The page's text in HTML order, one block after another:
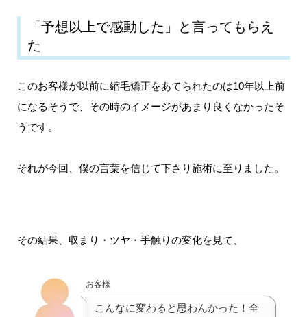
「予想以上で感動した」と言ってもらえ
た
このお客様が以前に縮毛矯正をあてられたのは10年以上前
になるそうで、その時のイメージがあまり良くなかったそ
うです。
それが今回、僕の言葉を信じて下さり施術に至りました。
その結果、収まり・ツヤ・手触りの変化を見て、
お客様
こんなに変わると思わんかった！全